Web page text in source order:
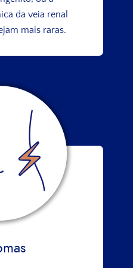
da veia renal
mais raras.